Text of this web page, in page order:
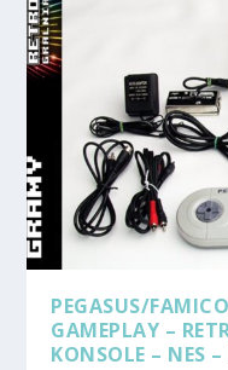
PEGASUS/
GAMEPLAY –
KONSOLE – NES